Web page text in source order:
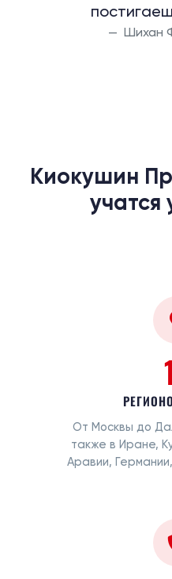
Шихан
Киокушин
учатся
От Москвы до
также в Иране,
Аравии,